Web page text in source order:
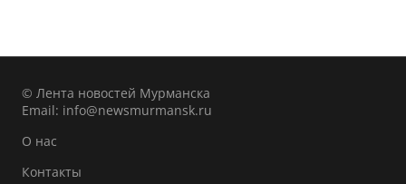
© Лента новостей Мурманска
Email: info@newsmurmansk.ru
О нас
Контакты